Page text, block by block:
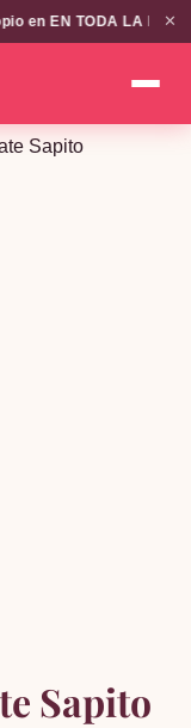
EN TODA LA ✕
Sapito
Sapito